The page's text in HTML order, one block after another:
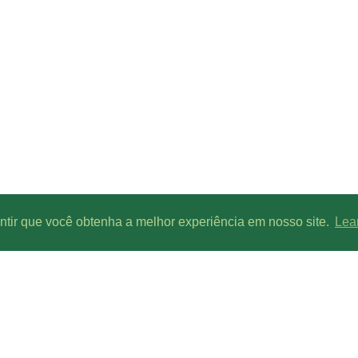
que você obtenha a melhor experiência em nosso site.